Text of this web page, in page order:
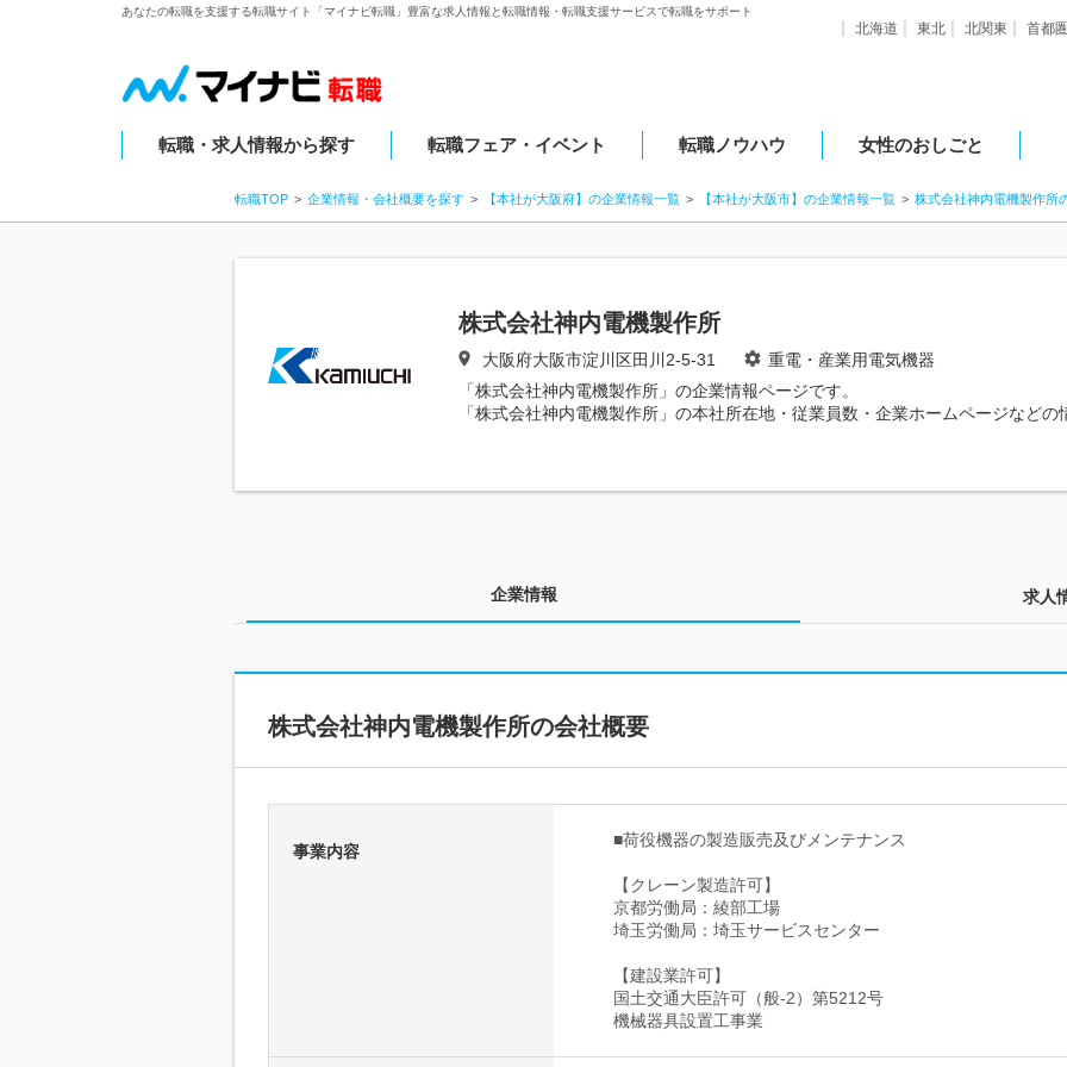
あなたの転職を支援する転職サイト「マイナビ転職」豊富な求人情報と転職情報・転職支援サービスで転職をサポート
北海道 東北 北関東 首都
転職・求人情報から探す 転職フェア・イベント 転職ノウハウ 女性のおしごと
転職TOP 企業情報・会社概要を探す 【本社が大阪府】の企業情報一覧 【本社が大阪市】の企業情報一覧 株式会社神内電機製作所
株式会社神内電機製作所
大阪府大阪市淀川区田川2-5-31
重電・産業用電気機器
「株式会社神内電機製作所」の企業情報ページです。
「株式会社神内電機製作所」の本社所在地・従業員数・企業ホームページなど
企業情報 求人
株式会社神内電機製作所の会社概要
事業内容
■荷役機器の製造販売及びメンテナンス
【クレーン製造許可】
京都労働局：綾部工場
埼玉労働局：埼玉サービスセンター
【建設業許可】
国土交通大臣許可（般-2）第5212号
機械器具設置工事業